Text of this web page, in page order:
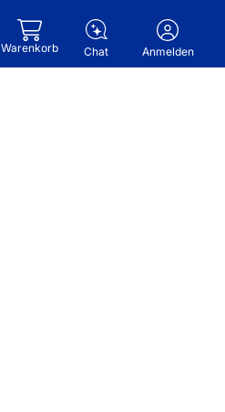
Warenkorb Chat Anmelden